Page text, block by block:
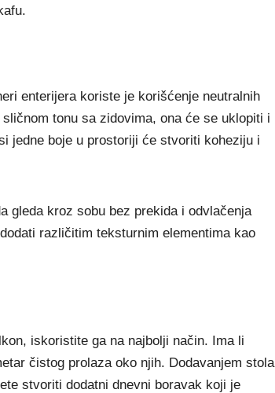
enterijera koriste je korišćenje neutralnih
tonu sa zidovima, ona će se uklopiti i
jedne boje u prostoriji će stvoriti koheziju i
gleda kroz sobu bez prekida i odvlačenja
različitim teksturnim elementima kao
iskoristite ga na najbolji način. Ima li
čistog prolaza oko njih. Dodavanjem stola
stvoriti dodatni dnevni boravak koji je